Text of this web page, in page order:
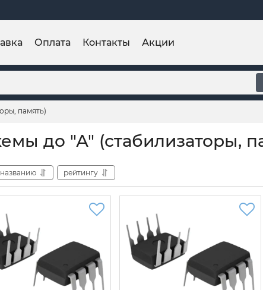
Оплата Контакты Акции
память)
до "А" (стабилизаторы,
названию рейтингу